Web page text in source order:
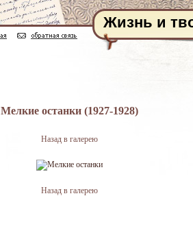
Жизнь и
Мелкие останки (1927-1928)
Назад в галерею
Назад в галерею